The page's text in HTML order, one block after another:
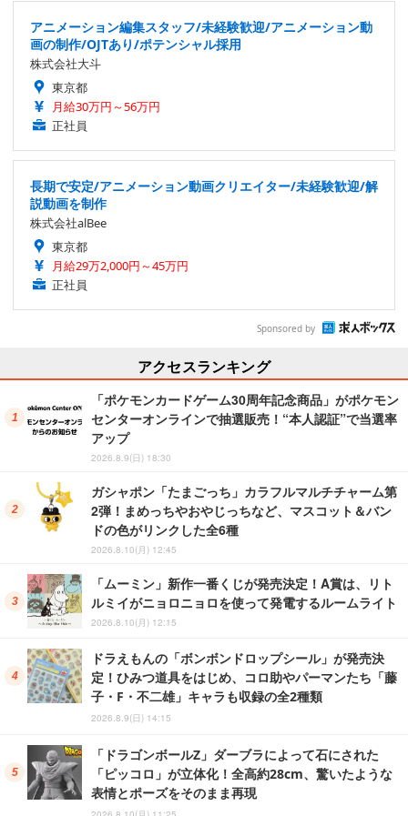
アニメーション編集スタッフ/未経験歓迎/アニメーション動
画の制作/OJTあり/ポテンシャル採用
株式会社大斗
東京都
月給30万円～56万円
正社員
長期で安定/アニメーション動画クリエイター/未経験歓迎/解
説動画を制作
株式会社alBee
東京都
月給29万2,000円～45万円
正社員
Sponsored by
アクセスランキング
「ポケモンカードゲーム30周年記念商品」がポケモン
センターオンラインで抽選販売！“本人認証”で当選率
アップ
2026.8.9(日) 18:30
ガシャポン「たまごっち」カラフルマルチチャーム第
2弾！まめっちやおやじっちなど、マスコット＆バン
ドの色がリンクした全6種
2026.8.10(月) 12:45
「ムーミン」新作一番くじが発売決定！A賞は、リト
ルミイがニョロニョロを使って発電するルームライト
2026.8.10(月) 12:15
ドラえもんの「ボンボンドロップシール」が発売決
定！ひみつ道具をはじめ、コロ助やパーマンたち「藤
子・F・不二雄」キャラも収録の全2種類
2026.8.9(日) 14:15
「ドラゴンボールZ」ダーブラによって石にされた
「ピッコロ」が立体化！全高約28cm、驚いたような
表情とポーズをそのまま再現